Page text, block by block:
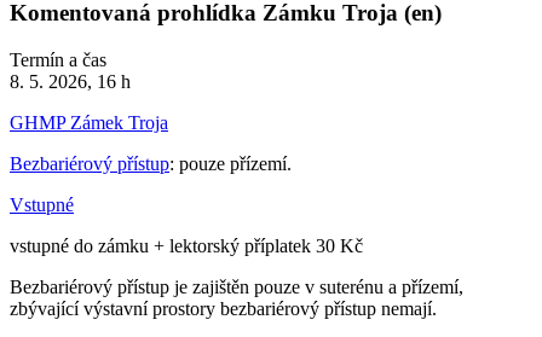
Komentovaná prohlídka Zámku Troja (en)
Termín a čas
8. 5. 2026, 16 h
GHMP Zámek Troja
Bezbariérový přístup: pouze přízemí.
Vstupné
vstupné do zámku + lektorský příplatek 30 Kč
Bezbariérový přístup je zajištěn pouze v suterénu a přízemí,
zbývající výstavní prostory bezbariérový přístup nemají.